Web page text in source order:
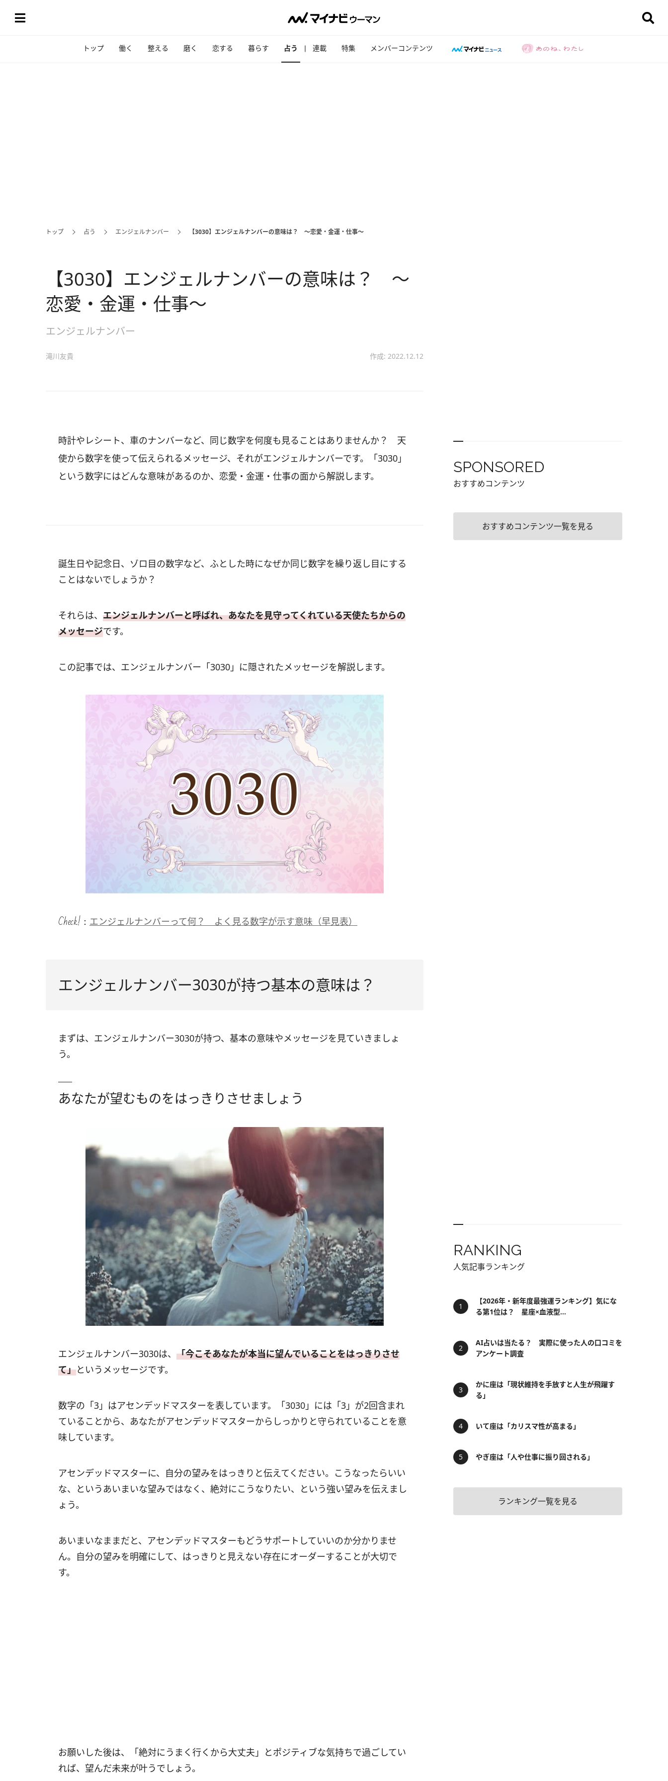
トップ 働く 整える 磨く 恋する 暮らす 占う 連載 特集 メンバーコンテンツ
トップ 占う エンジェルナンバー 【3030】エンジェルナンバーの意味は？ ～恋愛・金運・仕事～
【3030】エンジェルナンバーの意味は？ ～
恋愛・金運・仕事～
エンジェルナンバー
滝川友貴 作成: 2022.12.12
時計やレシート、車のナンバーなど、同じ数字を何度も見ることはありませんか？ 天
使から数字を使って伝えられるメッセージ、それがエンジェルナンバーです。「3030」
という数字にはどんな意味があるのか、恋愛・金運・仕事の面から解説します。
誕生日や記念日、ゾロ目の数字など、ふとした時になぜか同じ数字を繰り返し目にする
ことはないでしょうか？
それらは、 エンジェルナンバーと呼ばれ、あなたを見守ってくれている天使たちからの
メッセージです。
この記事では、エンジェルナンバー「3030」に隠されたメッセージを解説します。
Check!： エンジェルナンバーって何？ よく見る数字が示す意味（早見表）
エンジェルナンバー3030が持つ基本の意味は？
まずは、エンジェルナンバー3030が持つ、基本の意味やメッセージを見ていきましょ
う。
あなたが望むものをはっきりさせましょう
エンジェルナンバー3030は、 「今こそあなたが本当に望んでいることをはっきりさせ
て」というメッセージです。
数字の「3」はアセンデッドマスターを表しています。「3030」には「3」が2回含まれ
ていることから、あなたがアセンデッドマスターからしっかりと守られていることを意
味しています。
アセンデッドマスターに、自分の望みをはっきりと伝えてください。こうなったらいい
な、というあいまいな望みではなく、絶対にこうなりたい、という強い望みを伝えまし
ょう。
あいまいなままだと、アセンデッドマスターもどうサポートしていいのか分かりませ
ん。自分の望みを明確にして、はっきりと見えない存在にオーダーすることが大切で
す。
お願いした後は、「絶対にうまく行くから大丈夫」とポジティブな気持ちで過ごしてい
れば、望んだ未来が叶うでしょう。
SPONSORED
おすすめコンテンツ
おすすめコンテンツ一覧を見る
RANKING
人気記事ランキング
【2026年・新年度最強運ランキング】気にな
る第1位は？ 星座×血液型...
AI占いは当たる？ 実際に使った人の口コミを
アンケート調査
かに座は「現状維持を手放すと人生が飛躍す
る」
いて座は「カリスマ性が高まる」
やぎ座は「人や仕事に振り回される」
ランキング一覧を見る